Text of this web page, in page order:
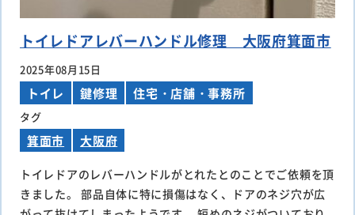
トイレドアレバーハンドル修理 大阪府箕面市
2025年08月15日
トイレ 鍵修理 住宅・店舗・事務所
タグ
箕面市 大阪府
トイレドアのレバーハンドルがとれたとのことでご依頼を頂
きました。 部品自体に特に損傷はなく、ドアのネジ穴が広